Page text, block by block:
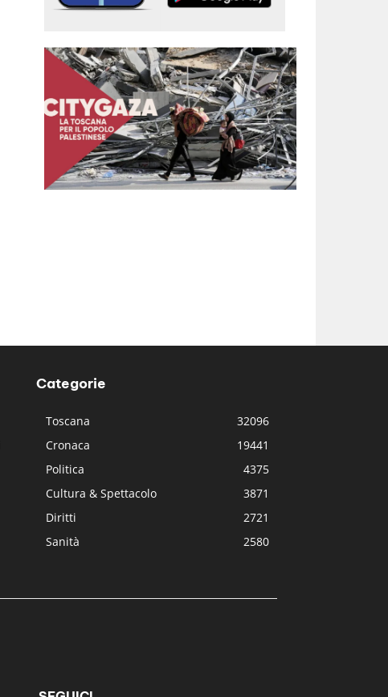
Categorie
Toscana
32096
Cronaca
19441
Politica
4375
Cultura & Spettacolo
3871
Diritti
2721
Sanità
2580